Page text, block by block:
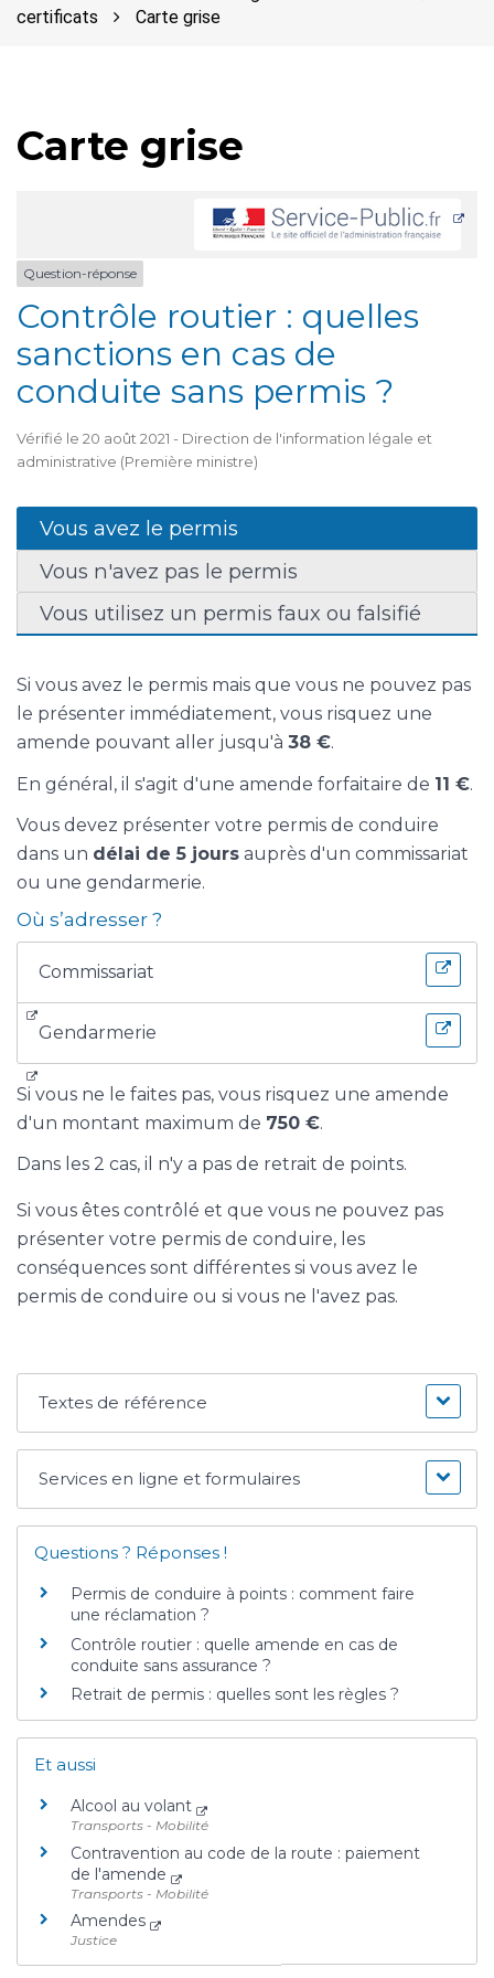
certificats
Carte grise
Carte grise
Question-réponse
Contrôle routier : quelles
sanctions en cas de
conduite sans permis ?
Vérifié le 20 août 2021 - Direction de l'information légale et
administrative (Première ministre)
Vous avez le permis
Vous n'avez pas le permis
Vous utilisez un permis faux ou falsifié
Si vous avez le permis mais que vous ne pouvez pas
le présenter immédiatement, vous risquez une
amende pouvant aller jusqu'à 38 €.
En général, il s'agit d'une amende forfaitaire de 11 €.
Vous devez présenter votre permis de conduire
dans un délai de 5 jours auprès d'un commissariat
ou une gendarmerie.
Où s’adresser ?
Commissariat
Gendarmerie
Si vous ne le faites pas, vous risquez une amende
d'un montant maximum de 750 €.
Dans les 2 cas, il n'y a pas de retrait de points.
Si vous êtes contrôlé et que vous ne pouvez pas
présenter votre permis de conduire, les
conséquences sont différentes si vous avez le
permis de conduire ou si vous ne l'avez pas.
Textes de référence
Services en ligne et formulaires
Questions ? Réponses !
Permis de conduire à points : comment faire
une réclamation ?
Contrôle routier : quelle amende en cas de
conduite sans assurance ?
Retrait de permis : quelles sont les règles ?
Et aussi
Alcool au volant
Transports - Mobilité
Contravention au code de la route : paiement
de l'amende
Transports - Mobilité
Amendes
Justice